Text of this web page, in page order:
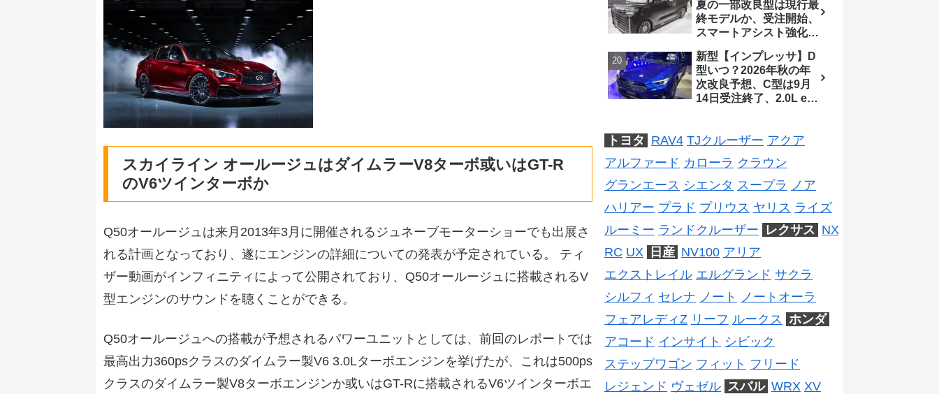
スカイライン オールージュはダイムラーV8ターボ或いはGT-R
のV6ツインターボか
Q50オールージュは来月2013年3月に開催されるジュネーブモーターショーでも出展さ
れる計画となっており、遂にエンジンの詳細についての発表が予定されている。 ティ
ザー動画がインフィニティによって公開されており、Q50オールージュに搭載されるV
型エンジンのサウンドを聴くことができる。
Q50オールージュへの搭載が予想されるパワーユニットとしては、前回のレポートでは
最高出力360psクラスのダイムラー製V6 3.0Lターボエンジンを挙げたが、これは500ps
クラスのダイムラー製V8ターボエンジンか或いはGT-Rに搭載されるV6ツインターボエ
ーター
夏の一部改良型は現行最
終モデルか、受注開始、
スマートアシスト強化と
フルモデルチェンジ予想
【ダイハツ最新情報】
新型【インプレッサ】D
型いつ？2026年秋の年
次改良予想、C型は9月
14日受注終了、2.0L e-
予想【スバル最新情報】
トヨタ RAV4 TJクルーザー アクア
アルファード カローラ クラウン
グランエース シエンタ スープラ
ノア
ハリアー プラド プリウス ヤリス ライズ
ルーミー ランドクルーザー レクサス NX
RC UX 日産 NV100 アリア
エクストレイル エルグランド サクラ
シルフィ セレナ ノート
ノートオーラ
フェアレディZ リーフ ルークス ホンダ
アコード インサイト シビック
ステップワゴン フィット フリード
レジェンド ヴェゼル スバル WRX XV